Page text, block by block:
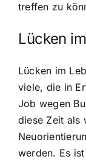
treffen zu
Lücken
Lücken im
viele, die in
Job wegen
diese Zeit als
werden. Es